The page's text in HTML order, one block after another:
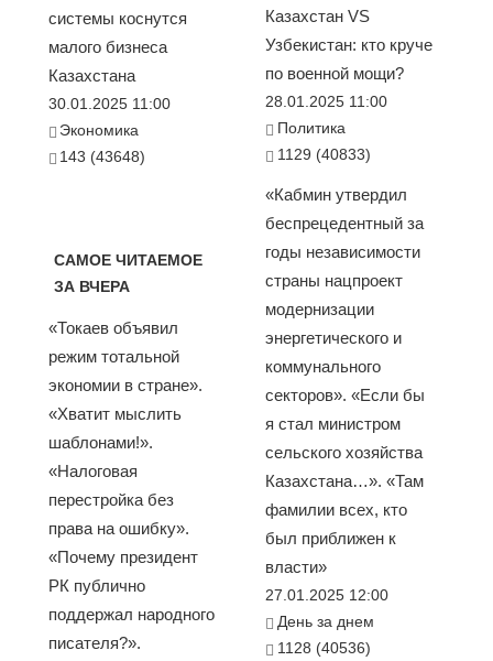
системы коснутся
малого бизнеса
Казахстана
30.01.2025 11:00
Экономика
143 (43648)
САМОЕ ЧИТАЕМОЕ
ЗА ВЧЕРА
«Токаев объявил
режим тотальной
экономии в стране».
«Хватит мыслить
шаблонами!».
«Налоговая
перестройка без
права на ошибку».
«Почему президент
РК публично
поддержал народного
писателя?».
Казахстан VS
Узбекистан: кто круче
по военной мощи?
28.01.2025 11:00
Политика
1129 (40833)
«Кабмин утвердил
беспрецедентный за
годы независимости
страны нацпроект
модернизации
энергетического и
коммунального
секторов». «Если бы
я стал министром
сельского хозяйства
Казахстана…». «Там
фамилии всех, кто
был приближен к
власти»
27.01.2025 12:00
День за днем
1128 (40536)